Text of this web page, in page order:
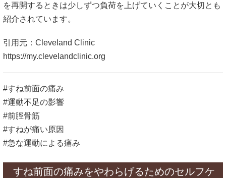
を再開するときは少しずつ負荷を上げていくことが大切とも
紹介されています。
引用元：Cleveland Clinic
https://my.clevelandclinic.org
#すね前面の痛み
#運動不足の影響
#前脛骨筋
#すねが痛い原因
#急な運動による痛み
すね前面の痛みをやわらげるためのセルフケ